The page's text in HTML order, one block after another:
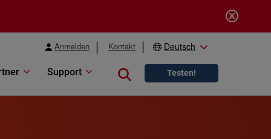
Anmelden Kontakt Deutsch
Support Close search
Testen!